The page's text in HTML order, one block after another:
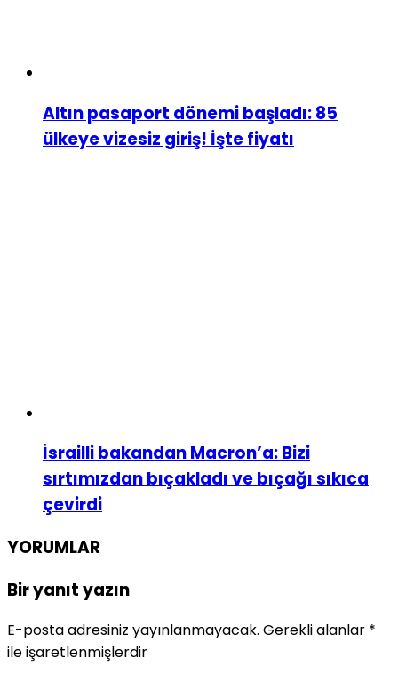
Altın pasaport dönemi başladı: 85
ülkeye vizesiz giriş! İşte fiyatı
İsrailli bakandan Macron’a: Bizi
sırtımızdan bıçakladı ve bıçağı sıkıca
çevirdi
YORUMLAR
Bir yanıt yazın
E-posta adresiniz yayınlanmayacak. Gerekli alanlar *
ile işaretlenmişlerdir